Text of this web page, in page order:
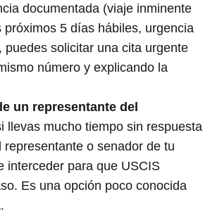
documentada (viaje inminente
próximos 5 días hábiles, urgencia
puedes solicitar una cita urgente
número y explicando la
un representante del
llevas mucho tiempo sin respuesta
representante o senador de tu
interceder para que USCIS
Es una opción poco conocida